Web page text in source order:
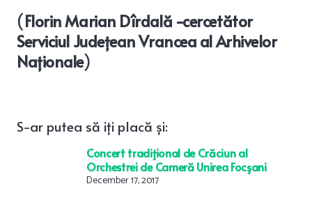
(Florin Marian Dîrdală -cercetător
Serviciul Județean Vrancea al Arhivelor
Naționale)
S-ar putea să iți placă și:
Concert tradiţional de Crăciun al
Orchestrei de Cameră Unirea Focşani
December 17, 2017